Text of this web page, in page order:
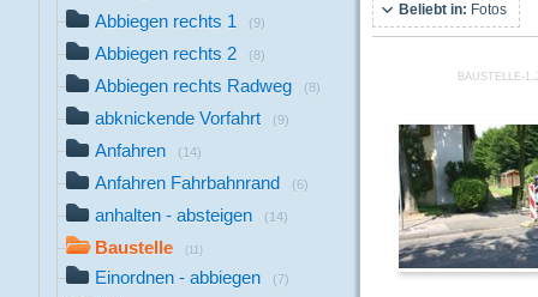
Abbiegen rechts 1 (9)
Abbiegen rechts 2 (8)
Abbiegen rechts Radweg (8)
abknickende Vorfahrt (9)
Anfahren (14)
Anfahren Fahrbahnrand (6)
anhalten - absteigen (14)
Baustelle (11)
Einordnen - abbiegen (7)
Beliebt in: Fotos
BAUSTELLE-